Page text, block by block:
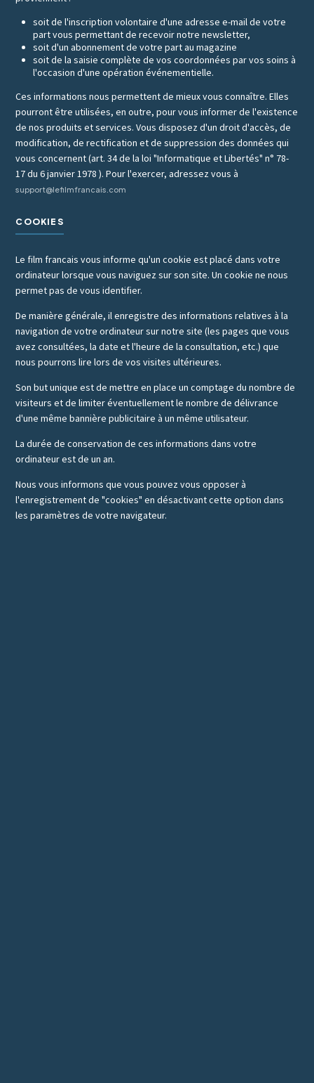
soit de l'inscription volontaire d'une adresse e-mail de votre
part vous permettant de recevoir notre newsletter,
soit d'un abonnement de votre part au magazine
soit de la saisie complète de vos coordonnées par vos soins à
l'occasion d'une opération événementielle.
Ces informations nous permettent de mieux vous connaître. Elles
pourront être utilisées, en outre, pour vous informer de l'existence
de nos produits et services. Vous disposez d'un droit d'accès, de
modification, de rectification et de suppression des données qui
vous concernent (art. 34 de la loi "Informatique et Libertés" n° 78-
17 du 6 janvier 1978 ). Pour l'exercer, adressez vous à
support@lefilmfrancais.com
COOKIES
Le film francais vous informe qu'un cookie est placé dans votre
ordinateur lorsque vous naviguez sur son site. Un cookie ne nous
permet pas de vous identifier.
De manière générale, il enregistre des informations relatives à la
navigation de votre ordinateur sur notre site (les pages que vous
avez consultées, la date et l'heure de la consultation, etc.) que
nous pourrons lire lors de vos visites ultérieures.
Son but unique est de mettre en place un comptage du nombre de
visiteurs et de limiter éventuellement le nombre de délivrance
d'une même bannière publicitaire à un même utilisateur.
La durée de conservation de ces informations dans votre
ordinateur est de un an.
Nous vous informons que vous pouvez vous opposer à
l'enregistrement de "cookies" en désactivant cette option dans
les paramètres de votre navigateur.